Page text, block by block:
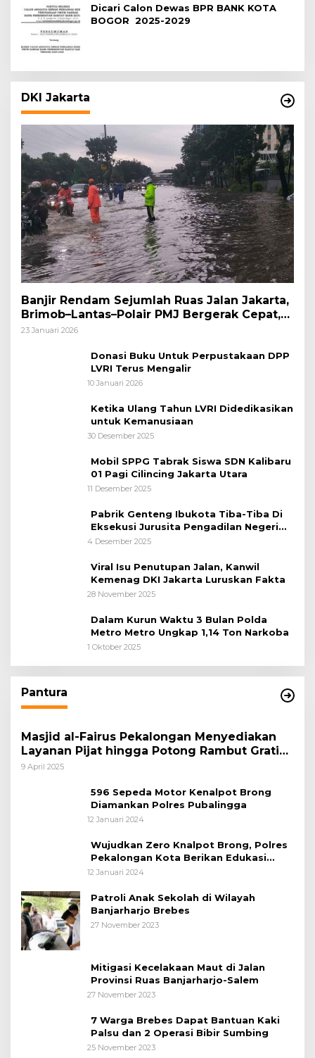
Dicari Calon Dewas BPR BANK KOTA
BOGOR 2025-2029
DKI Jakarta
Banjir Rendam Sejumlah Ruas Jalan Jakarta,
Brimob–Lantas–Polair PMJ Bergerak Cepat,
Polri Siagakan 128.247 Personel Secara
23 Januari 2026
Donasi Buku Untuk Perpustakaan DPP
LVRI Terus Mengalir
10 Januari 2026
Ketika Ulang Tahun LVRI Didedikasikan
untuk Kemanusiaan
30 Desember 2025
Mobil SPPG Tabrak Siswa SDN Kalibaru
01 Pagi Cilincing Jakarta Utara
11 Desember 2025
Pabrik Genteng Ibukota Tiba-Tiba Di
Eksekusi Jurusita Pengadilan Negeri
Tangerang, Diduga Cacat Hukum Sejak
4 Desember 2025
Viral Isu Penutupan Jalan, Kanwil
Kemenag DKI Jakarta Luruskan Fakta
28 November 2025
Dalam Kurun Waktu 3 Bulan Polda
Metro Metro Ungkap 1,14 Ton Narkoba
1 Oktober 2025
Pantura
Masjid al-Fairus Pekalongan Menyediakan
Layanan Pijat hingga Potong Rambut Gratis
bagi Pemudik Lebaran 2025
9 April 2025
596 Sepeda Motor Kenalpot Brong
Diamankan Polres Pubalingga
12 Januari 2024
Wujudkan Zero Knalpot Brong, Polres
Pekalongan Kota Berikan Edukasi
Kepada Pelajar
12 Januari 2024
Patroli Anak Sekolah di Wilayah
Banjarharjo Brebes
27 November 2023
Mitigasi Kecelakaan Maut di Jalan
Provinsi Ruas Banjarharjo-Salem
27 November 2023
7 Warga Brebes Dapat Bantuan Kaki
Palsu dan 2 Operasi Bibir Sumbing
25 November 2023